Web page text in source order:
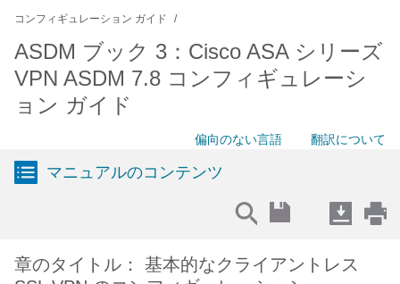
コンフィギュレーション ガイド
ASDM ブック 3：Cisco ASA シリーズ
VPN ASDM 7.8 コンフィギュレーシ
ョン ガイド
偏向のない言語 翻訳について
マニュアルのコンテンツ
章のタイトル： 基本的なクライアントレス